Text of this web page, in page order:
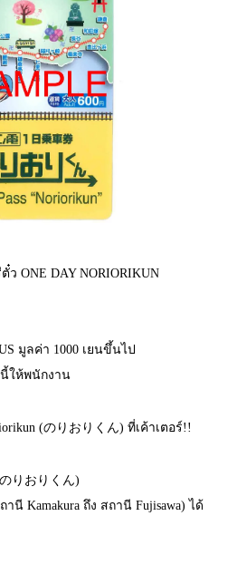
ว ONE DAY NORIORIKUN
มูลค่า 1000 เยนขึ้นไป
ให้พนักงาน
(のりおりくん) ที่เค้าเตอร์!!
りおりくん)
นี Kamakura ถึง สถานี Fujisawa) ได้